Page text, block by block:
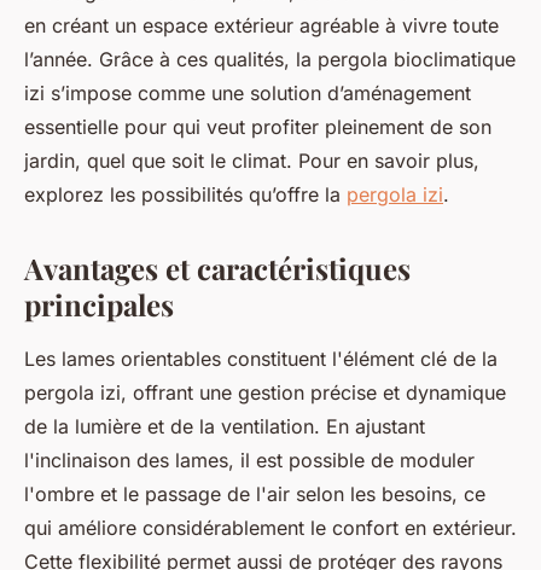
en créant un espace extérieur agréable à vivre toute
l’année. Grâce à ces qualités, la pergola bioclimatique
izi s’impose comme une solution d’aménagement
essentielle pour qui veut profiter pleinement de son
jardin, quel que soit le climat. Pour en savoir plus,
explorez les possibilités qu’offre la pergola izi.
Avantages et caractéristiques
principales
Les lames orientables constituent l'élément clé de la
pergola izi, offrant une gestion précise et dynamique
de la lumière et de la ventilation. En ajustant
l'inclinaison des lames, il est possible de moduler
l'ombre et le passage de l'air selon les besoins, ce
qui améliore considérablement le confort en extérieur.
Cette flexibilité permet aussi de protéger des rayons